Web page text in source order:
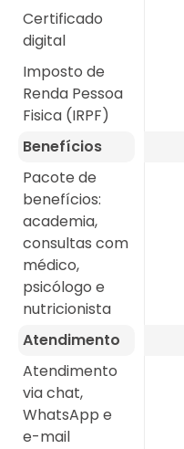
Certificado
digital
Imposto de
Renda Pessoa
Fisica (IRPF)
Benefícios
Pacote de
benefícios:
academia,
consultas com
médico,
psicólogo e
nutricionista
Atendimento
Atendimento
via chat,
WhatsApp e
e-mail